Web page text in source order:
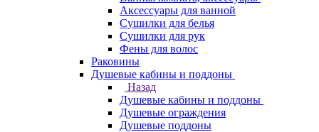
Аксессуары для ванной
Сушилки для белья
Сушилки для рук
Фены для волос
Раковины
Душевые кабины и поддоны
Назад
Душевые кабины и поддоны
Душевые ограждения
Душевые поддоны